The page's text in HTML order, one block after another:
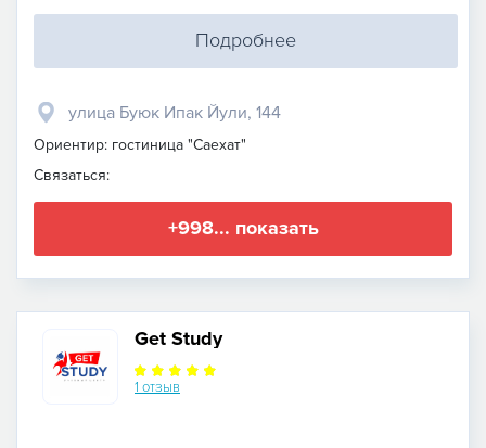
Подробнее
улица Буюк Ипак Йули, 144
Ориентир: гостиница "Саехат"
Связаться:
+998... показать
Get Study
1 отзыв